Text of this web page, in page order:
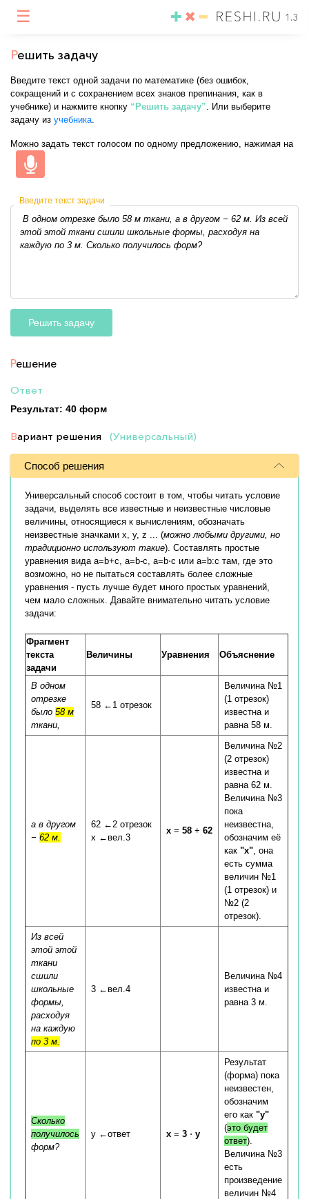
☰ 1.3
Решить задачу
Введите текст одной задачи по математике (без ошибок,
сокращений и с сохранением всех знаков препинания, как в
учебнике) и нажмите кнопку “Решить задачу”. Или выберите
задачу из учебника.
Можно задать текст голосом по одному предложению, нажимая на
Введите текст задачи
Решить задачу
Решение
Ответ
Результат: 40 форм
Вариант решения (Универсальный)
Способ решения
Универсальный способ состоит в том, чтобы читать условие
задачи, выделять все известные и неизвестные числовые
величины, относящиеся к вычислениям, обозначать
неизвестные значками x, y, z ... (можно любыми другими, но
традиционно используют такие). Составлять простые
уравнения вида a=b+c, a=b-c, a=b⋅c или a=b:c там, где это
возможно, но не пытаться составлять более сложные
уравнения - пусть лучше будет много простых уравнений,
чем мало сложных. Давайте внимательно читать условие
задачи:
Фрагмент
текста
задачи
Величины Уравнения Объяснение
В одном
отрезке
было 58 м
ткани,
58 ←1 отрезок
Величина №1
(1 отрезок)
известна и
равна 58 м.
а в другом
− 62 м.
62 ←2 отрезок
x ←вел.3
x = 58 + 62
Величина №2
(2 отрезок)
известна и
равна 62 м.
Величина №3
пока
неизвестна,
обозначим её
как "x", она
есть сумма
величин №1
(1 отрезок) и
№2 (2
отрезок).
Из всей
этой этой
ткани
сшили
школьные
формы,
расходуя
на каждую
по 3 м.
3 ←вел.4
Величина №4
известна и
равна 3 м.
Сколько
получилось
форм?
y ←ответ x = 3 ⋅ y
Результат
(форма) пока
неизвестен,
обозначим
его как "y"
(это будет
ответ).
Величина №3
есть
произведение
величин №4